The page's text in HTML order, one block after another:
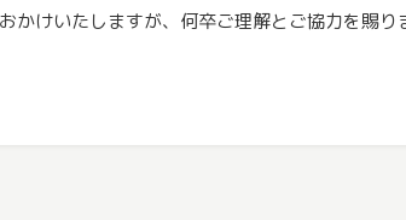
かけいたしますが、何卒ご理解とご協力を賜り